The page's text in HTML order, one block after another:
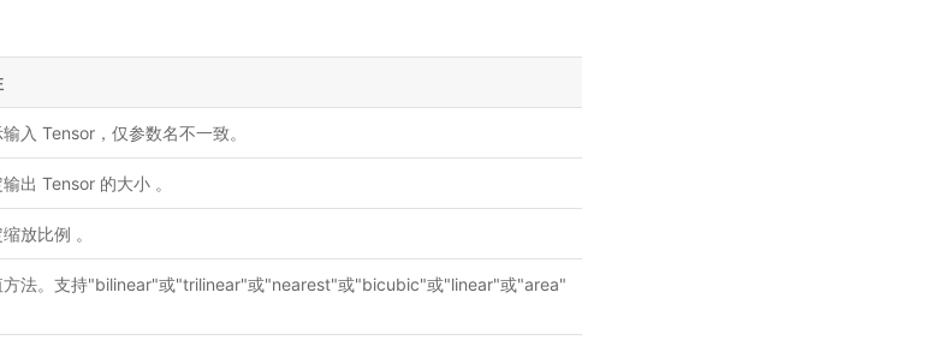
入 Tensor，仅参数名不一致。
出 Tensor 的大小 。
放比例 。
方法。支持"bilinear"或"trilinear"或"nearest"或"bicubic"或"linear"或"area"